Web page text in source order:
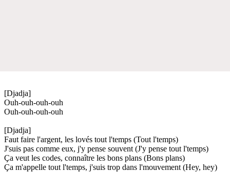
[Djadja]
Ouh-ouh-ouh-ouh
Ouh-ouh-ouh-ouh
[Djadja]
Faut faire l'argent, les lovés tout l'temps (Tout l'temps)
J'suis pas comme eux, j'y pense souvent (J'y pense tout l'temps)
Ça veut les codes, connaître les bons plans (Bons plans)
Ça m'appelle tout l'temps, j'suis trop dans l'mouvement (Hey, hey)